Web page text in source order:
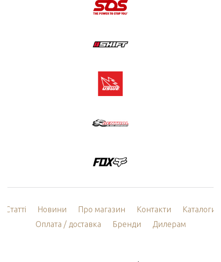
Статті Новини Про магазин Контакти
Каталоги
Оплата / доставка
Бренди Дилерам